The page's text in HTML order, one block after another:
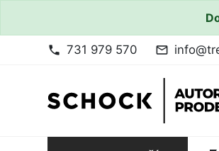
phone 731 979 570 mail_outline